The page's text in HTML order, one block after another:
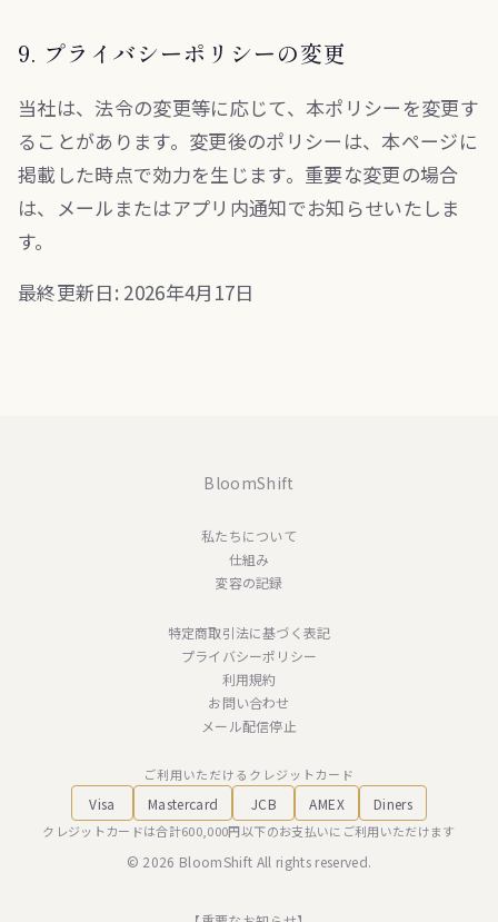
9. プライバシーポリシーの変更
当社は、法令の変更等に応じて、本ポリシーを変更す
ることがあります。変更後のポリシーは、本ページに
掲載した時点で効力を生じます。重要な変更の場合
は、メールまたはアプリ内通知でお知らせいたしま
す。
最終更新日: 2026年4月17日
BloomShift
私たちについて
仕組み
変容の記録
特定商取引法に基づく表記
プライバシーポリシー
利用規約
お問い合わせ
メール配信停止
ご利用いただけるクレジットカード
Visa Mastercard JCB AMEX Diners
クレジットカードは合計600,000円以下のお支払いにご利用いただけます
© 2026 BloomShift All rights reserved.